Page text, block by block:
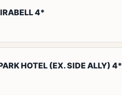
4*
HOTEL (EX. SIDE ALLY) 4*